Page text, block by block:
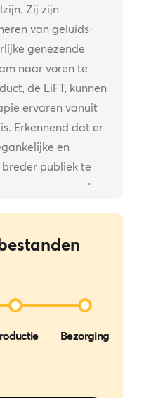
Zij zijn
van geluids-
genezende
naar voren te
de LiFT, kunnen
ervaren vanuit
Erkennend dat er
en
publiek te
een compacter
van zijn klanten en
de primaire
Bezorging